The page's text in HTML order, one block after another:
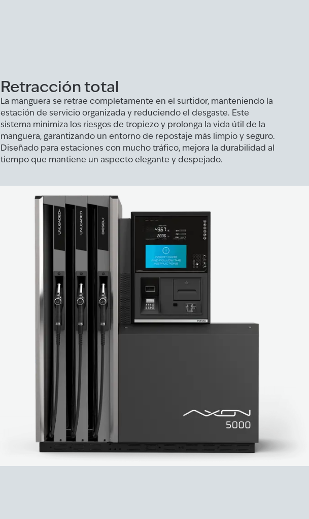
Retracción total
La manguera se retrae completamente en el surtidor, manteniendo la
estación de servicio organizada y reduciendo el desgaste. Este
sistema minimiza los riesgos de tropiezo y prolonga la vida útil de la
manguera, garantizando un entorno de repostaje más limpio y seguro.
Diseñado para estaciones con mucho tráfico, mejora la durabilidad al
tiempo que mantiene un aspecto elegante y despejado.